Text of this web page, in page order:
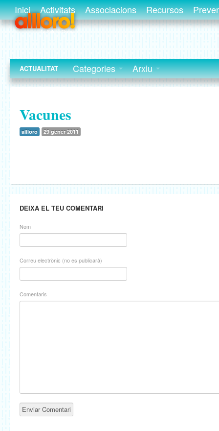
Inici Activitats Associacions Recursos
ACTUALITAT Categories Arxiu
Vacunes
allloro 29 gener 2011
DEIXA EL TEU COMENTARI
Nom
Correu electrònic (no es publicarà)
Comentaris